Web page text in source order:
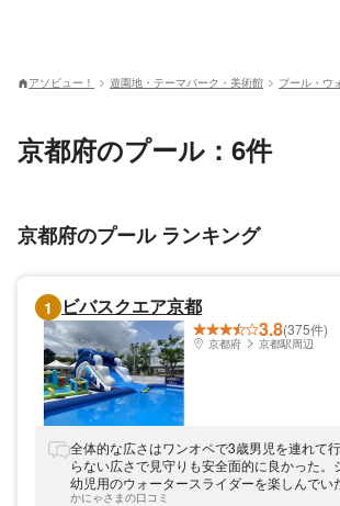
アソビュー！ 遊園地・テーマパーク・美術館 プール・ウ
京都府のプール：6件
京都府のプール ランキング
1
ビバスクエア京都
3.8(375件)
京都府 京都駅周辺
全体的な広さはワンオペで3歳男児を連れて
らない広さで見守りも安全面的に良かった。
幼児用のウォータースライダーを楽しんでい
かにゃさまの口コミ